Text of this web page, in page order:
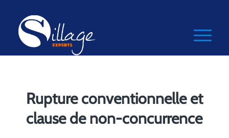
Rupture conventionnelle et
clause de non-concurrence